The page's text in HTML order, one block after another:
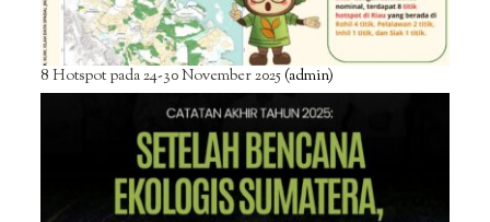
8 Hotspot pada 24-30 November 2025(admin)